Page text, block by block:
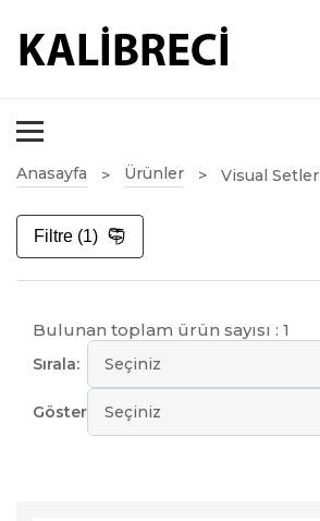
Anasayfa Ürünler Visual Setler
Filtre (1)
Bulunan toplam ürün sayısı : 1
Sırala:
Göster: